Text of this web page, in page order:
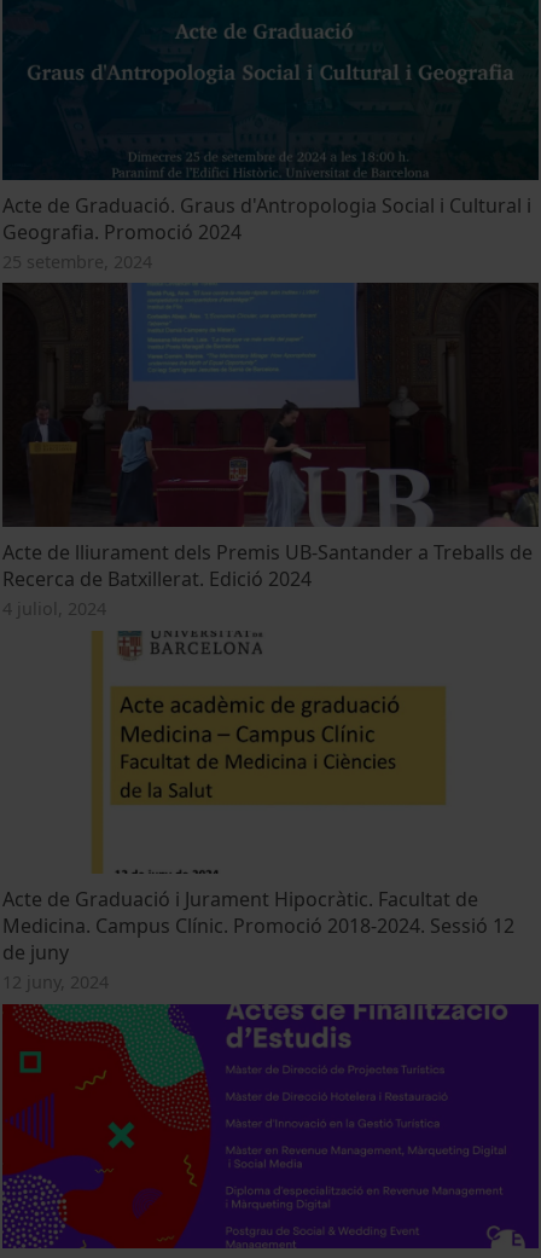
Acte de Graduació. Graus d'Antropologia Social i Cultural i
Geografia. Promoció 2024
25 setembre, 2024
Acte de lliurament dels Premis UB-Santander a Treballs de
Recerca de Batxillerat. Edició 2024
4 juliol, 2024
Acte de Graduació i Jurament Hipocràtic. Facultat de
Medicina. Campus Clínic. Promoció 2018-2024. Sessió 12
de juny
12 juny, 2024